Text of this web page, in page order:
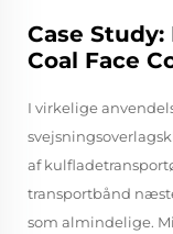
Case
Coal Face
I virkelige
af
transportbånd
som almindelige.